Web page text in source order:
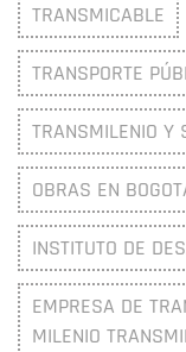
TRANSMICABLE
TRANSPORTE
TRANSMILENIO Y
OBRAS EN
INSTITUTO DE
EMPRESA DE
MILENIO